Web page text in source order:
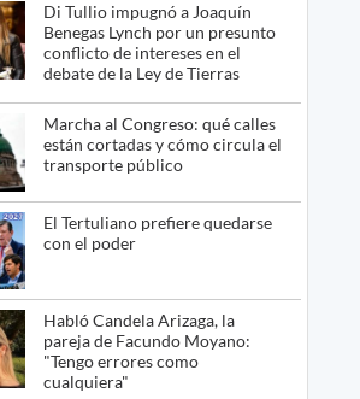
Di Tullio impugnó a Joaquín
Benegas Lynch por un presunto
conflicto de intereses en el
debate de la Ley de Tierras
Marcha al Congreso: qué calles
están cortadas y cómo circula el
transporte público
El Tertuliano prefiere quedarse
con el poder
Habló Candela Arizaga, la
pareja de Facundo Moyano:
"Tengo errores como
cualquiera"